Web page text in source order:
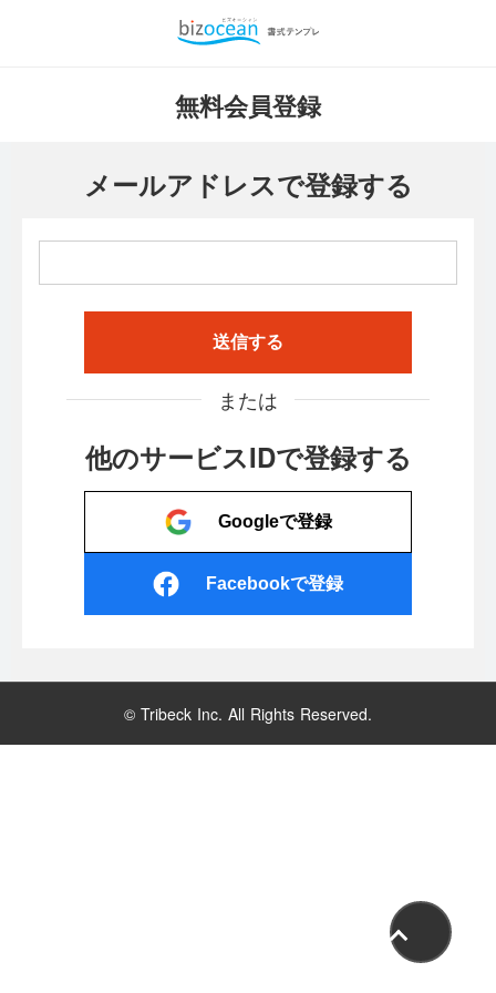
無料会員登録
メールアドレスで登録する
送信する
または
他のサービスIDで登録する
Googleで登録
Facebookで登録
© Tribeck Inc. All Rights Reserved.